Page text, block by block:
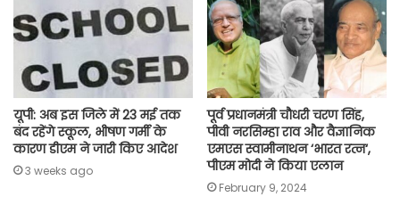
यूपी: अब इस जिले में 23 मई तक
बंद रहेंगे स्कूल, भीषण गर्मी के
कारण डीएम ने जारी किए आदेश
3 weeks ago
पूर्व प्रधानमंत्री चौधरी चरण सिंह,
पीवी नरसिम्हा राव और वैज्ञानिक
एमएस स्वामीनाथन ‘भारत रत्न‘,
पीएम मोदी ने किया एलान
February 9, 2024